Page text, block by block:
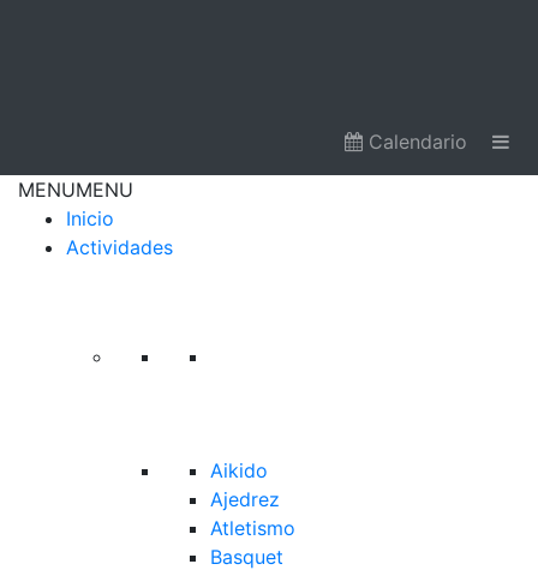
Calendario
MENUMENU
Inicio
Actividades
Aikido
Ajedrez
Atletismo
Basquet